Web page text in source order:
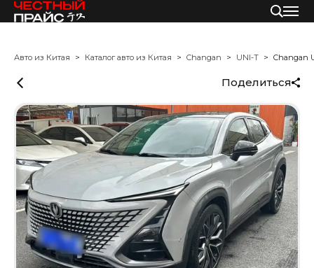
Авто из Китая Каталог авто из Китая Changan UNI-T Changan
Поделиться